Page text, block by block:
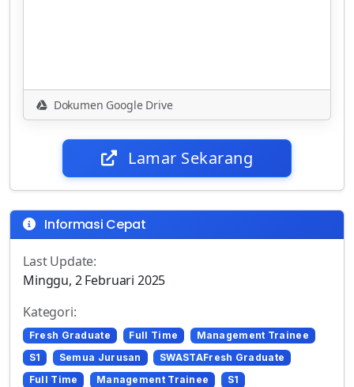
Dokumen Google Drive
Lamar Sekarang
Informasi Cepat
Last Update:
Minggu, 2 Februari 2025
Kategori:
Fresh Graduate Full Time
Management Trainee
S1
Semua Jurusan
SWASTAFresh Graduate
Full Time
Management Trainee
S1